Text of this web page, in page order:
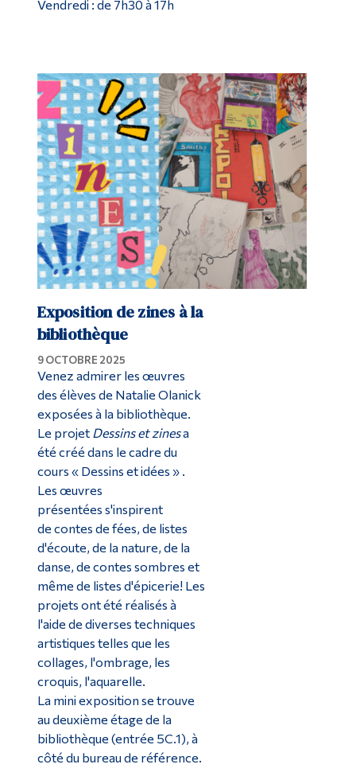
Vendredi : de 7h30 à 17h
Exposition de zines à la
bibliothèque
9 OCTOBRE 2025
Venez admirer les œuvres
des élèves de Natalie Olanick
exposées à la bibliothèque.
Le projet Dessins et zinesa
été créé dans le cadre du
cours « Dessins et idées » .
Les œuvres
présentées s'inspirent
de contes de fées, de listes
d'écoute, de la nature, de la
danse, de contes sombres et
même de listes d'épicerie! Les
projets ont été réalisés à
l'aide de diverses techniques
artistiques telles que les
collages, l'ombrage, les
croquis, l'aquarelle.
La mini exposition se trouve
au deuxième étage de la
bibliothèque (entrée 5C.1), à
côté du bureau de référence.